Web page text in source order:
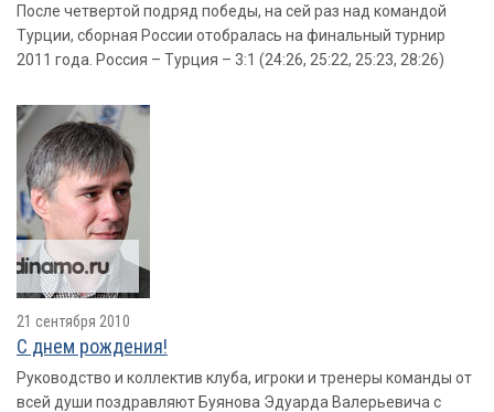
После четвертой подряд победы, на сей раз над командой
Турции, сборная России отобралась на финальный турнир
2011 года. Россия – Турция – 3:1 (24:26, 25:22, 25:23, 28:26)
21 сентября 2010
С днем рождения!
Руководство и коллектив клуба, игроки и тренеры команды от
всей души поздравляют Буянова Эдуарда Валерьевича с